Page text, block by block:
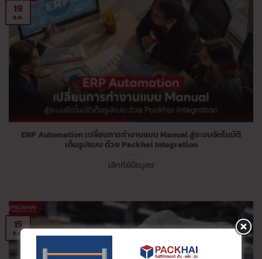
ERP Automation เปลี่ยนการทำงานแบบ Manual สู่ระบบอัตโนมัติ
เต็มรูปแบบ ด้วย Packhai Integration
เลิกคีย์ข้อมูลซ
19
ธ.ค.
15
ธ.ค.